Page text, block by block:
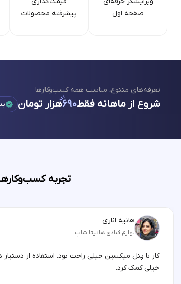
صفحه اول
پیشرفته محصولات
تعرفه‌های متنوع، مناسب همه کسب‌وکارها
شروع از ماهانه فقط۶۹۰هزار تومان
تجربه
هانیه اناری
لوازم قنادی هانیتا شاپ
کار با پنل میکسین خیلی راحت بود. استفاده از
خیلی کمک کرد.